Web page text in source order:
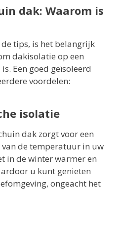
dak: Waarom is
tips, is het belangrijk
dakisolatie op een
Een goed geïsoleerd
voordelen:
isolatie
dak zorgt voor een
de temperatuur in uw
in de winter warmer en
u kunt genieten
ongeacht het